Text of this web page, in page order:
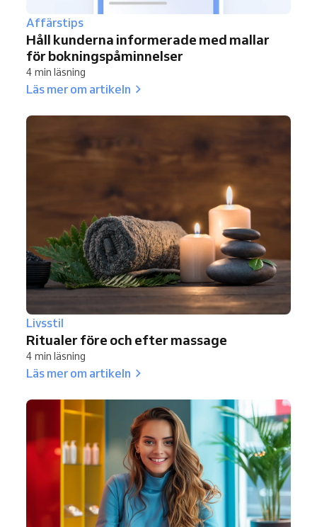
Affärstips
Håll kunderna informerade med mallar
för bokningspåminnelser
4 min läsning
Läs mer om artikeln
Livsstil
Ritualer före och efter massage
4 min läsning
Läs mer om artikeln